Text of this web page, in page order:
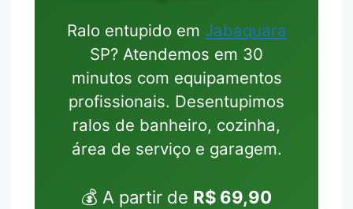
Ralo entupido em Jabaquara
SP? Atendemos em 30
minutos com equipamentos
profissionais. Desentupimos
ralos de banheiro, cozinha,
área de serviço e garagem.
💰 A partir de R$ 69,90